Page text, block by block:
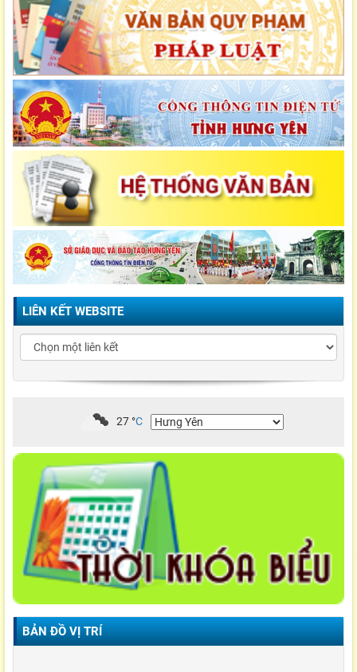
LIÊN KẾT WEBSITE
27°C
BẢN ĐỒ VỊ TRÍ